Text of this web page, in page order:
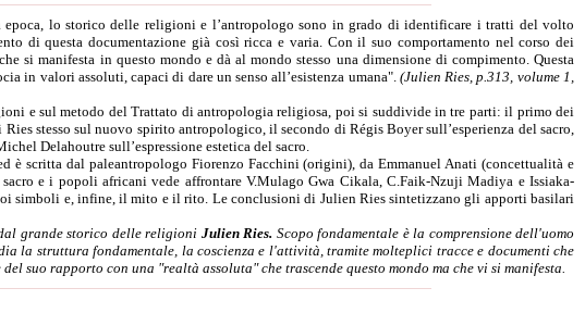
lo storico delle religioni e l’antropologo sono in grado di identificare i tratti del volto
di questa documentazione già così ricca e varia. Con il suo comportamento nel corso dei
si manifesta in questo mondo e dà al mondo stesso una dimensione di compimento. Questa
in valori assoluti, capaci di dare un senso all’esistenza umana". (Julien Ries, p.313, volume 1,
e sul metodo del Trattato di antropologia religiosa, poi si suddivide in tre parti: il primo dei
stesso sul nuovo spirito antropologico, il secondo di Régis Boyer sull’esperienza del sacro,
Delahoutre sull’espressione estetica del sacro.
è scritta dal paleantropologo Fiorenzo Facchini (origini), da Emmanuel Anati (concettualità e
e i popoli africani vede affrontare V.Mulago Gwa Cikala, C.Faik-Nzuji Madiya e Issiaka-
simboli e, infine, il mito e il rito. Le conclusioni di Julien Ries sintetizzano gli apporti basilari
grande storico delle religioni Julien Ries. Scopo fondamentale è la comprensione dell'uomo
la struttura fondamentale, la coscienza e l'attività, tramite molteplici tracce e documenti che
suo rapporto con una "realtà assoluta" che trascende questo mondo ma che vi si manifesta.